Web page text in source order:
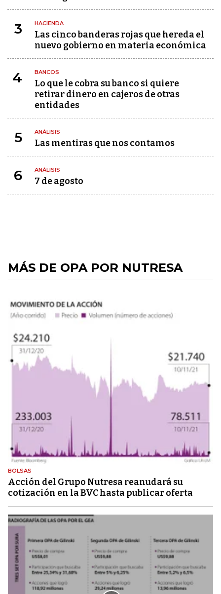
3 HACIENDA
Las cinco banderas rojas que hereda el
nuevo gobierno en materia económica
4 BANCOS
Lo que le cobra su banco si quiere
retirar dinero en cajeros de otras
entidades
5 ANÁLISIS
Las mentiras que nos contamos
6 ANÁLISIS
7 de agosto
MÁS DE OPA POR NUTRESA
BOLSAS
Acción del Grupo Nutresa reanudará su
cotización en la BVC hasta publicar oferta